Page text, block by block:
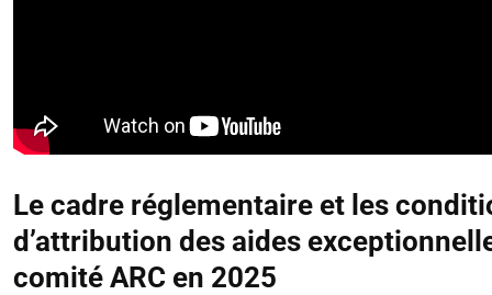
Le cadre réglementaire et les
d’attribution des aides
comité ARC en 2025